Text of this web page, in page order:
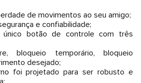
de movimentos ao seu amigo;
e confiabilidade;
único botão de controle com três
bloqueio temporário, bloqueio
desejado;
foi projetado para ser robusto e